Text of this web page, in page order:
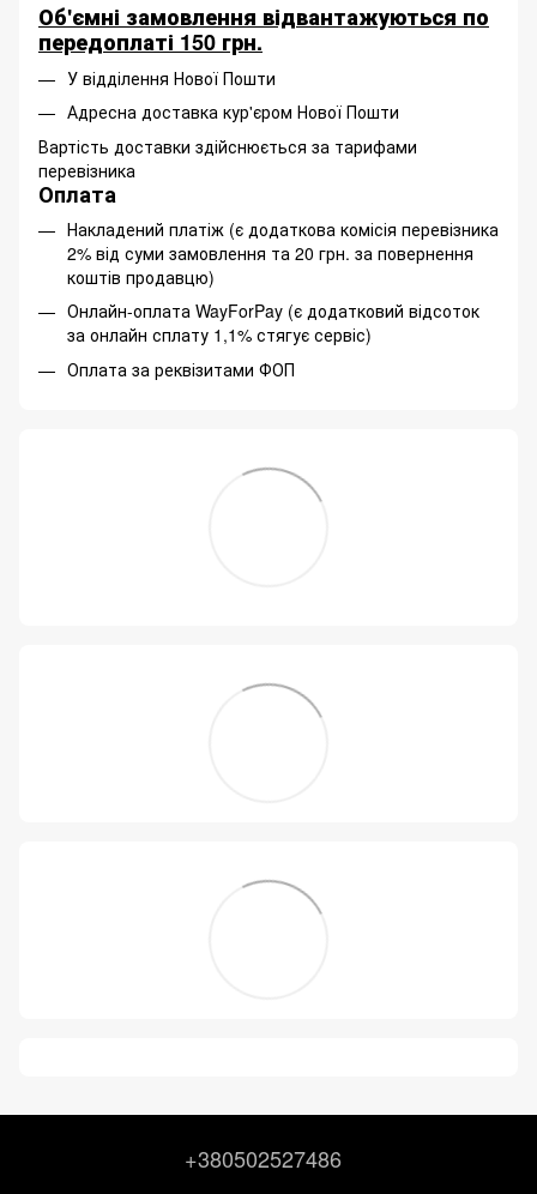
Об'ємні замовлення відвантажуються по
передоплаті 150 грн.
У відділення Нової Пошти
Адресна доставка кур'єром Нової Пошти
Вартість доставки здійснюється за тарифами
перевізника
Оплата
Накладений платіж (є додаткова комісія перевізника
2% від суми замовлення та 20 грн. за повернення
коштів продавцю)
Онлайн-оплата WayForPay (є додатковий відсоток
за онлайн сплату 1,1% стягує сервіс)
Оплата за реквізитами ФОП
+380502527486